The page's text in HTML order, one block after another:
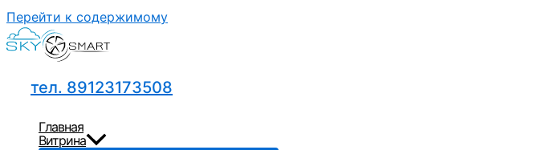
Перейти к содержимому
тел. 89123173508
Главная
Витрина